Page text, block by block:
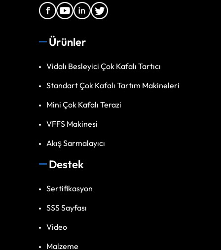
Ürünler
Vidalı Besleyici Çok Kafalı Tartıcı
Standart Çok Kafalı Tartım Makineleri
Mini Çok Kafalı Terazi
VFFS Makinesi
Akış Sarmalayıcı
Destek
Sertifikasyon
SSS Sayfası
Video
Malzeme